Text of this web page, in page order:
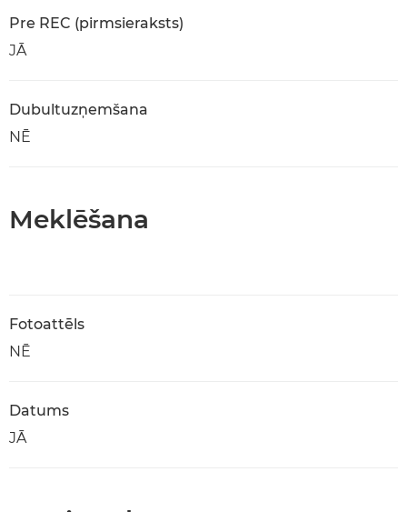
Pre REC (pirmsieraksts)
JĀ
Dubultuzņemšana
NĒ
Meklēšana
Fotoattēls
NĒ
Datums
JĀ